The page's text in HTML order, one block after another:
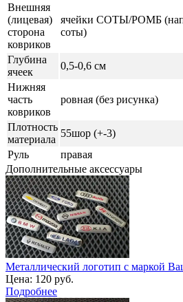
Внешняя
(лицевая)
сторона
ковриков
ячейки СОТЫ/РОМБ
соты)
Глубина
ячеек
0,5-0,6 см
Нижняя
часть
ковриков
ровная (без рисунка)
Плотность
материала
55шор (+-3)
Руль
правая
Дополнительные аксессуары
Металлический логотип с маркой
Цена: 120 руб.
Подробнее